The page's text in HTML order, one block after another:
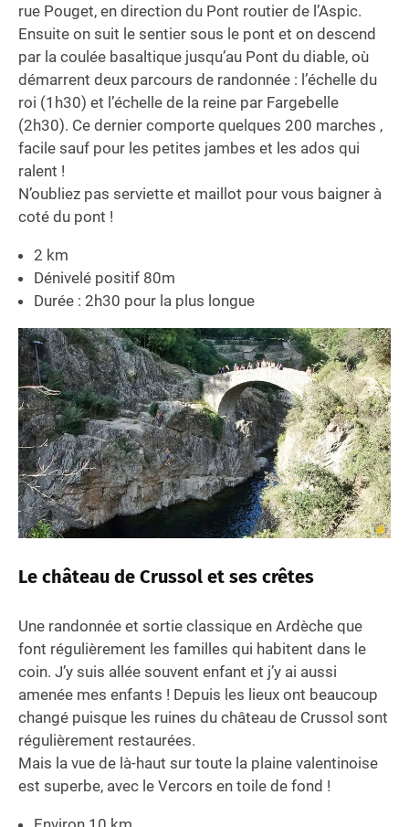
rue Pouget, en direction du Pont routier de l’Aspic.
Ensuite on suit le sentier sous le pont et on descend
par la coulée basaltique jusqu’au Pont du diable, où
démarrent deux parcours de randonnée : l’échelle du
roi (1h30) et l’échelle de la reine par Fargebelle
(2h30). Ce dernier comporte quelques 200 marches ,
facile sauf pour les petites jambes et les ados qui
ralent !
N’oubliez pas serviette et maillot pour vous baigner à
coté du pont !
2 km
Dénivelé positif 80m
Durée : 2h30 pour la plus longue
Le château de Crussol et ses crêtes
Une randonnée et sortie classique en Ardèche que
font régulièrement les familles qui habitent dans le
coin. J’y suis allée souvent enfant et j’y ai aussi
amenée mes enfants ! Depuis les lieux ont beaucoup
changé puisque les ruines du château de Crussol sont
régulièrement restaurées.
Mais la vue de là-haut sur toute la plaine valentinoise
est superbe, avec le Vercors en toile de fond !